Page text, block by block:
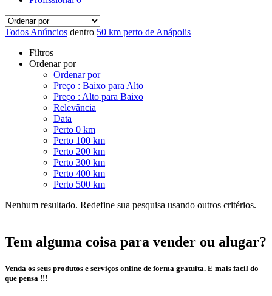
Todos Anúncios dentro 50 km perto de Anápolis
Filtros
Ordenar por
Ordenar por
Preço : Baixo para Alto
Preço : Alto para Baixo
Relevância
Data
Perto 0 km
Perto 100 km
Perto 200 km
Perto 300 km
Perto 400 km
Perto 500 km
Nenhum resultado. Redefine sua pesquisa usando outros critérios.
Tem alguma coisa para vender ou alugar?
Venda os seus produtos e serviços online de forma gratuita. E mais facil do
que pensa !!!